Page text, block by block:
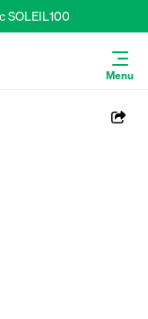
SOLEIL100
Menu